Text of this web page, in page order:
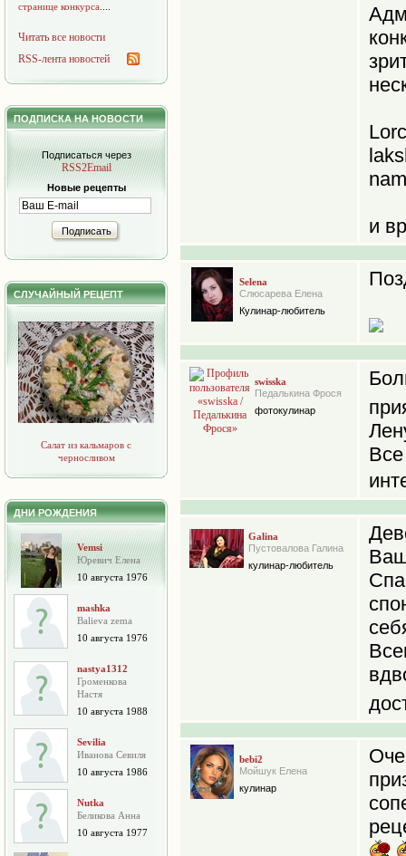
странице конкурса
Читать все новости
RSS-лента новостей
ПОДПИСКА НА НОВОСТИ
Подписаться через
RSS2Email
Новые рецепты
Подписать
СЛУЧАЙНЫЙ РЕЦЕПТ
Салат из кальмаров с
черносливом
ДНИ РОЖДЕНИЯ
Vemsi
Юревич Елена
10 августа 1976
mashka
Balieva zema
10 августа 1976
nastya1312
Громенкова
Настя
10 августа 1988
Sevilia
Иванова Севиля
10 августа 1986
Nutka
Беликова Анна
10 августа 1977
и
Selena
Слюсарева Елена
Кулинар-любитель
swisska
Педалькина Фрося
фотокулинар
Galina
Пустовалова Галина
кулинар-любитель
bebi2
Мойшук Елена
кулинар